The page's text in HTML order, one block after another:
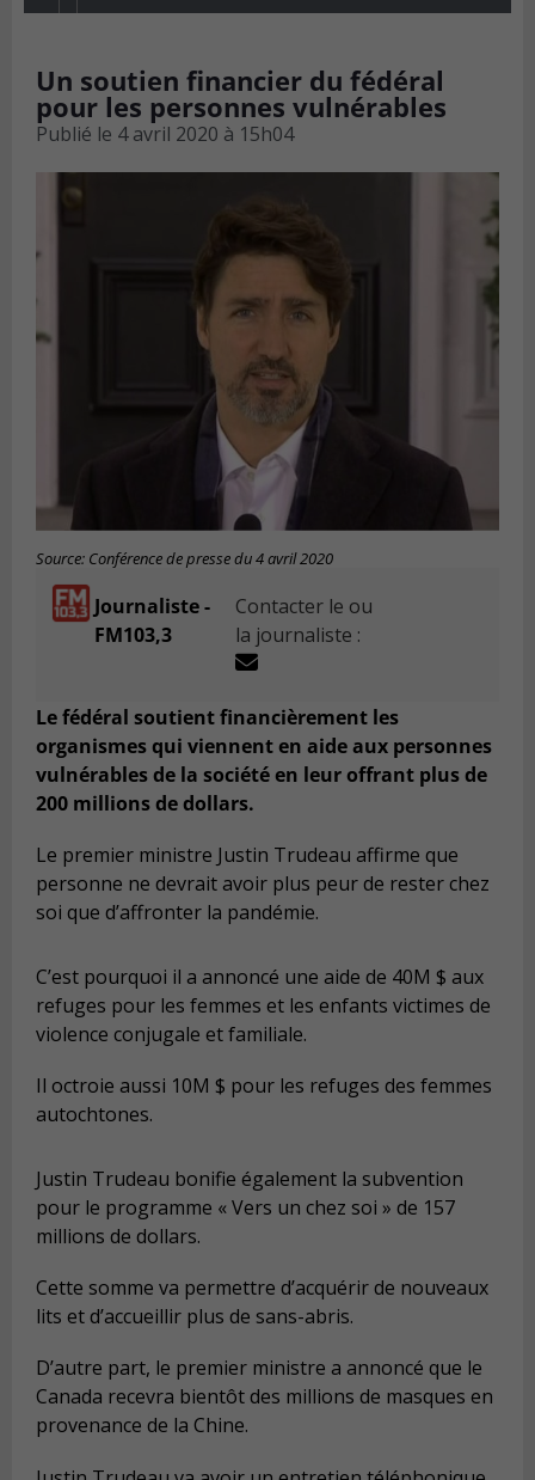
Un soutien financier du fédéral
pour les personnes vulnérables
Publié le 4 avril 2020 à 15h04
Source: Conférence de presse du 4 avril 2020
Journaliste -
FM103,3
Contacter le ou
la journaliste :
Le fédéral soutient financièrement les
organismes qui viennent en aide aux personnes
vulnérables de la société en leur offrant plus de
200 millions de dollars.
Le premier ministre Justin Trudeau affirme que
personne ne devrait avoir plus peur de rester chez
soi que d’affronter la pandémie.
C’est pourquoi il a annoncé une aide de 40M $ aux
refuges pour les femmes et les enfants victimes de
violence conjugale et familiale.
Il octroie aussi 10M $ pour les refuges des femmes
autochtones.
Justin Trudeau bonifie également la subvention
pour le programme « Vers un chez soi » de 157
millions de dollars.
Cette somme va permettre d’acquérir de nouveaux
lits et d’accueillir plus de sans-abris.
D’autre part, le premier ministre a annoncé que le
Canada recevra bientôt des millions de masques en
provenance de la Chine.